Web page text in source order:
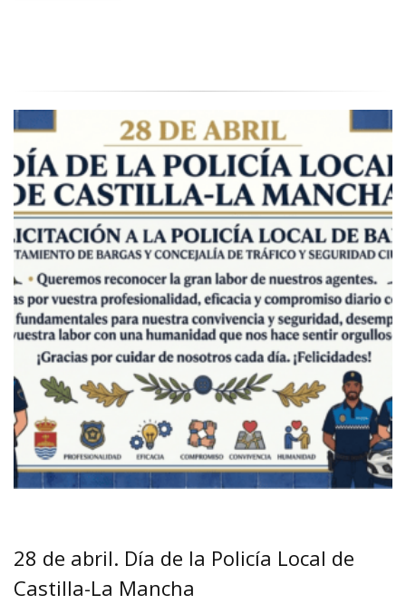
28 de abril. Día de la Policía Local de
Castilla-La Mancha